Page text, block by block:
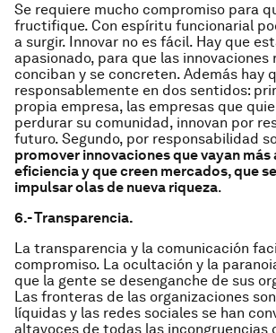
Se requiere mucho compromiso para
fructifique. Con espíritu funcionarial
a surgir. Innovar no es fácil. Hay que
apasionado, para que las innovaciones
conciban y se concreten. Además hay
responsablemente en dos sentidos:
propia empresa, las empresas que
perdurar su comunidad, innovan por
futuro. Segundo, por responsabilidad
promover innovaciones que vayan más
eficiencia y que creen mercados, que
impulsar olas de nueva riqueza.
6.- Transparencia.
La transparencia y la comunicación
compromiso. La ocultación y la
que la gente se desenganche de sus
Las fronteras de las organizaciones
líquidas y las redes sociales se han
altavoces de todas las incongruencias